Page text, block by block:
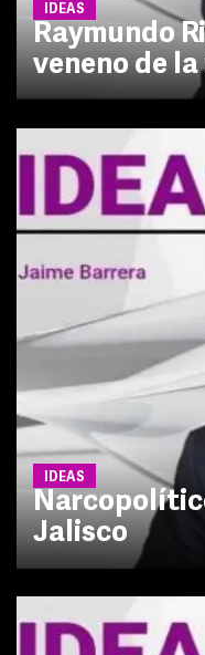
IDEAS
Raymundo
veneno de
IDEAS
Jalisco